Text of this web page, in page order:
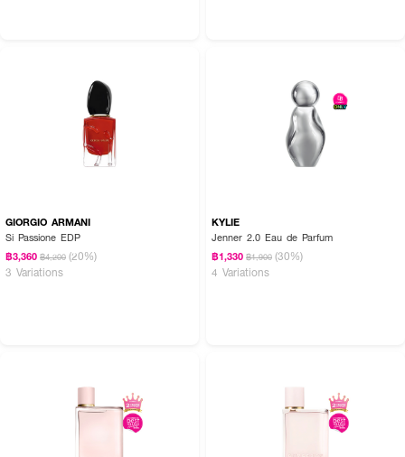
GIORGIO ARMANI
Si Passione EDP
฿3,360 ฿4,200 (20%)
3 Variations
KYLIE
Jenner 2.0 Eau de Parfum
฿1,330 ฿1,900 (30%)
4 Variations